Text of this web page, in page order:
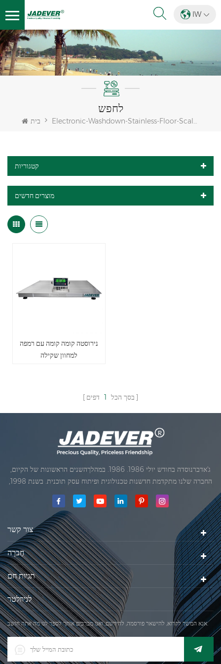
IW
לחפש
בית Electronic-Washdown-Stainless-Floor-Scales-Platform
קטגוריות
מוצרים חדשים
נירוסטה קומה קומה עם רמפה
למחוון שקילה
בסך הכל 1 דפים
ג'אדברנוסדה בחודש יולי 1986. 1986. במהלךהשנים הראשונות של הקיום,
החברה שלנו מתקדמת חדשנות טכנולוגית ופיתוח עסק תוכנית. בשנת 1998,
החברה שלנו השיגה את המטרה האיכותי, כאשר הראשון של המוצרים שלנו
ג'אדברסולם ושות 'בע"מהיה
צור קשר
חֶברָה
תגיות חם
לניוזלטר
אנא המשך לקרוא, להישאר פורסמה, להירשם, ואנו מברכים אותך לספר לנו מה אתה חושב.